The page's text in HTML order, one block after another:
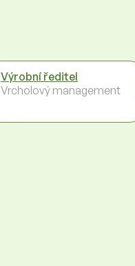
Výrobní ředitel
Vrcholový management